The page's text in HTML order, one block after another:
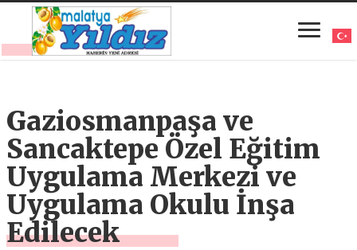
Gaziosmanpaşa ve
Sancaktepe Özel Eğitim
Uygulama Merkezi ve
Uygulama Okulu İnşa
Edilecek